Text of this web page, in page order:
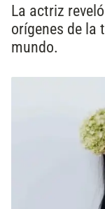
La actriz
orígenes de la
mundo.